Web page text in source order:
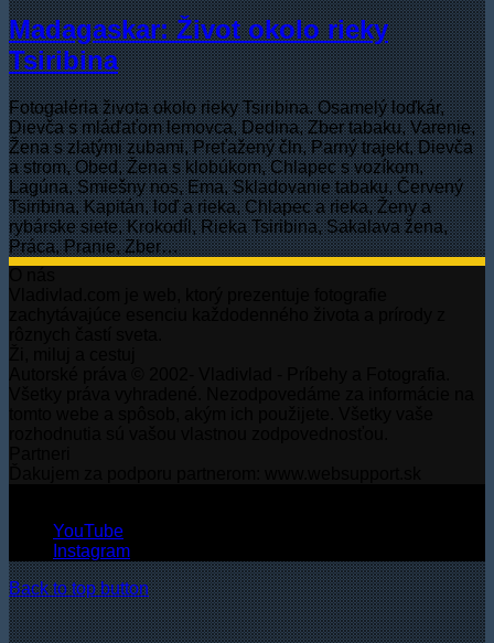
Madagaskar: Život okolo rieky
Tsiribina
Fotogaléria života okolo rieky Tsiribina. Osamelý loďkár,
Dievča s mláďaťom lemovca, Dedina, Zber tabaku, Varenie,
Žena s zlatými zubami, Preťažený čln, Parný trajekt, Dievča
a strom, Obed, Žena s klobúkom, Chlapec s vozíkom,
Lagúna, Smiešny nos, Ema, Skladovanie tabaku, Červený
Tsiribina, Kapitán, loď a rieka, Chlapec a rieka, Ženy a
rybárske siete, Krokodíl, Rieka Tsiribina, Sakalava žena,
Práca, Pranie, Zber…
YouTube
Instagram
Back to top button